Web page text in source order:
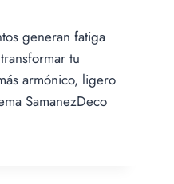
generan fatiga
tu
armónico, ligero
SamanezDeco